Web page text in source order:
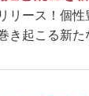
リース！個
き起こる新た